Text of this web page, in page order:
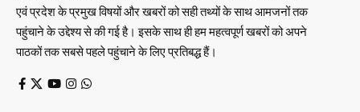
एवं प्रदेश के प्रमुख विषयों और खबरों को सही तथ्यों के साथ आमजनों तक
पहुंचाने के उद्देश्य से की गई है। इसके साथ ही हम महत्वपूर्ण खबरों को अपने
पाठकों तक सबसे पहले पहुंचाने के लिए प्रतिबद्ध हैं।